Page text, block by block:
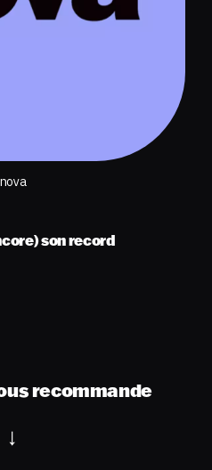
nova
son record
recommande